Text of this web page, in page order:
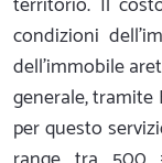
condizioni
dell'immobile
generale,
per questo